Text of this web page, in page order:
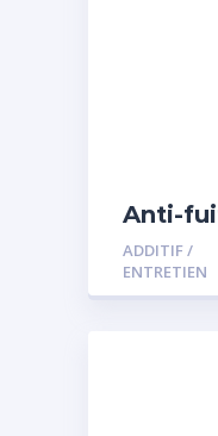
Anti-
pour
assistée
ADDITIF /
ENTRETIEN